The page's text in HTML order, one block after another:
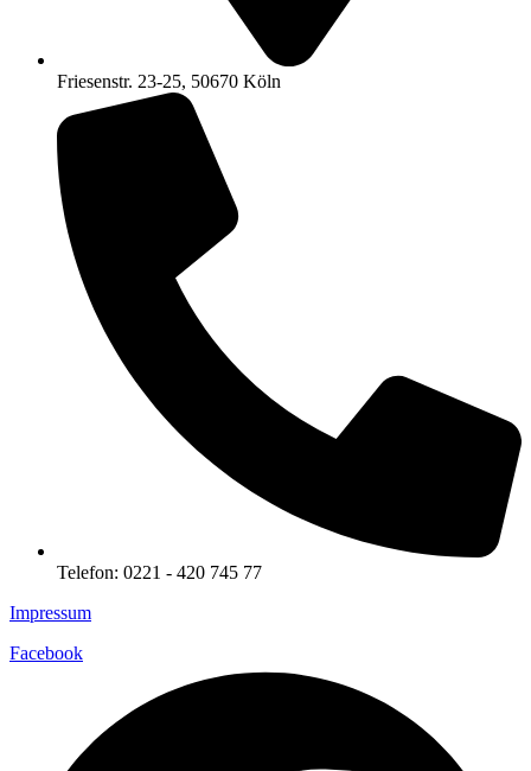
Friesenstr. 23-25, 50670 Köln
Telefon: 0221 - 420 745 77
Impressum
Facebook